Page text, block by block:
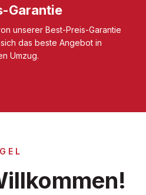
Garantie
unserer Best-Preis-Garantie
das beste Angebot in
Umzug.